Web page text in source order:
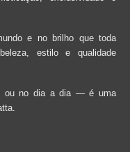
e no brilho que toda
estilo e qualidade
ou no dia a dia — é uma